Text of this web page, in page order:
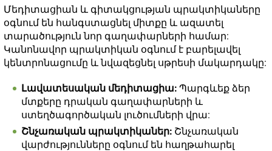
Մեդիտացիան և գիտակցության պրակտիկաները
օգնում են հանգստացնել միտքը և ազատել
տարածություն նոր գաղափարների համար:
Կանոնավոր պրակտիկան օգնում է բարելավել
կենտրոնացումը և նվազեցնել սթրեսի մակարդակը:
Լավատեսական մեդիտացիա: Պարգևեք ձեր
մտքերը դրական գաղափարների և
ստեղծագործական լուծումների վրա:
Շնչառական պրակտիկաներ: Շնչառական
վարժությունները օգնում են հաղթահարել